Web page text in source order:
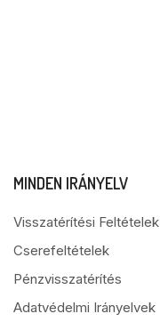
MINDEN IRÁNYELV
Visszatérítési Feltételek
Cserefeltételek
Pénzvisszatérítés
Adatvédelmi Irányelvek